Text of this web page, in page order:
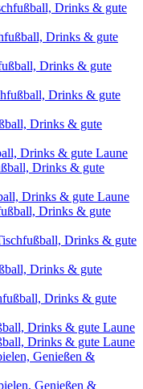
Drinks & gute
Drinks & gute
Drinks & gute
Drinks & gute
Drinks & gute
Drinks & gute Laune
Drinks & gute
Drinks & gute Laune
Drinks & gute
Drinks & gute
Drinks & gute
Drinks & gute
Drinks & gute Laune
Drinks & gute Laune
Genießen &
Genießen &